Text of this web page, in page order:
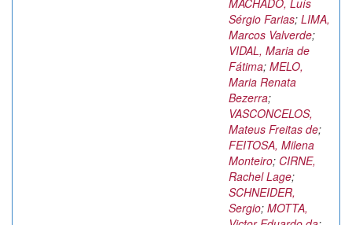
MACHADO, Luís
Sérgio Farias; LIMA,
Marcos Valverde;
VIDAL, Maria de
Fátima; MELO,
Maria Renata
Bezerra;
VASCONCELOS,
Mateus Freitas de;
FEITOSA, Milena
Monteiro; CIRNE,
Rachel Lage;
SCHNEIDER,
Sergio; MOTTA,